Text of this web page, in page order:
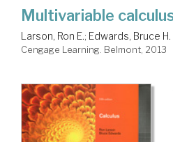
Multivariable
Larson, Ron E.; Edwards, Bruce H.
Cengage Learning. Belmont, 2013